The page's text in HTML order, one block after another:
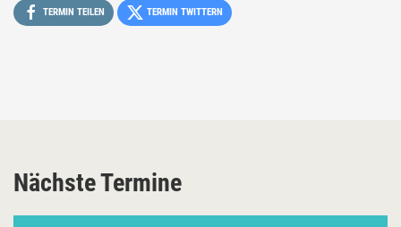
TERMIN TEILEN TERMIN TWITTERN
Nächste Termine